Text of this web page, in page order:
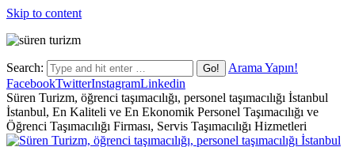
Skip to content
Search:
Arama Yapın!
FacebookTwitterInstagramLinkedin
Süren Turizm, öğrenci taşımacılığı, personel taşımacılığı İstanbul
İstanbul, En Kaliteli ve En Ekonomik Personel Taşımacılığı ve
Öğrenci Taşımacılığı Firması, Servis Taşımacılığı Hizmetleri